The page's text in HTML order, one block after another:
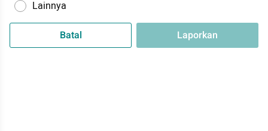
Lainnya
Batal Laporkan